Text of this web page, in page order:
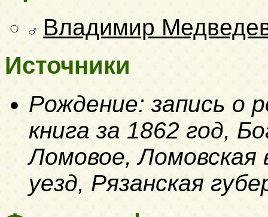
Владимир
Источники
Рождение: запись о
книга за 1862 год,
Ломовое, Ломовская
уезд, Рязанская